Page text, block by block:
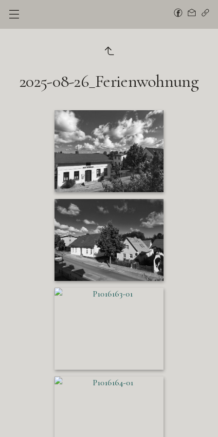
2025-08-26_Ferienwohnung